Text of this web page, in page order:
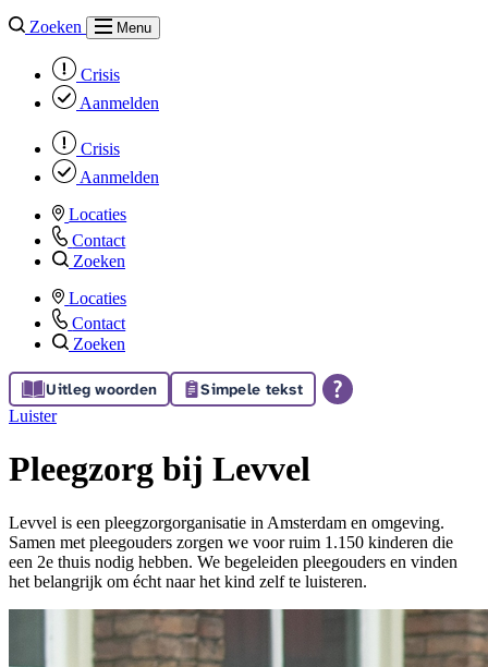
Zoeken Menu
Crisis
Aanmelden
Crisis
Aanmelden
Locaties
Contact
Zoeken
Locaties
Contact
Zoeken
Uitleg woorden Simpele tekst
Luister
Pleegzorg bij Levvel
Levvel is een pleegzorgorganisatie in Amsterdam en omgeving.
Samen met pleegouders zorgen we voor ruim 1.150 kinderen die
een 2e thuis nodig hebben. We begeleiden pleegouders en vinden
het belangrijk om écht naar het kind zelf te luisteren.